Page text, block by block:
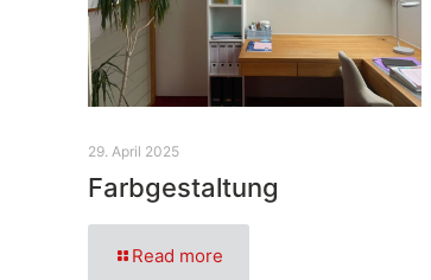
29. April 2025
Farbgestaltung
Read more